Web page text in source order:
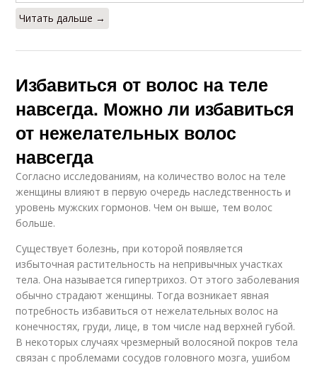
Читать дальше →
Избавиться от волос на теле
навсегда. Можно ли избавиться
от нежелательных волос
навсегда
Согласно исследованиям, на количество волос на теле
женщины влияют в первую очередь наследственность и
уровень мужских гормонов. Чем он выше, тем волос
больше.
Существует болезнь, при которой появляется
избыточная растительность на непривычных участках
тела. Она называется гипертрихоз. От этого заболевания
обычно страдают женщины. Тогда возникает явная
потребность избавиться от нежелательных волос на
конечностях, груди, лице, в том числе над верхней губой.
В некоторых случаях чрезмерный волосяной покров тела
связан с проблемами сосудов головного мозга, ушибом